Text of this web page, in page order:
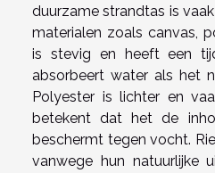
duurzame strandtas is
materialen zoals canvas,
is stevig en heeft een
absorbeert water als het
Polyester is lichter en
betekent dat het de
beschermt tegen vocht.
vanwege hun natuurlijke